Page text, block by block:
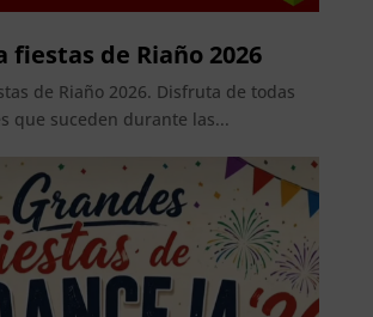
fiestas de Riaño 2026
de Riaño 2026. Disfruta de todas
que suceden durante las...